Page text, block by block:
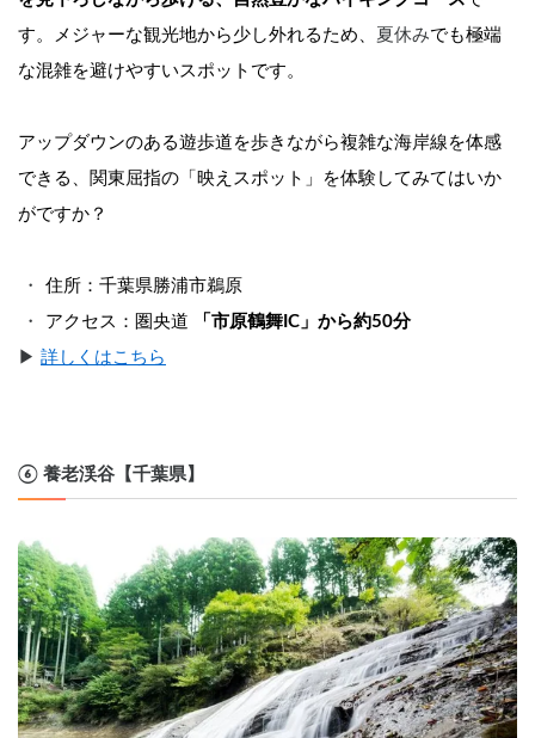
す。メジャーな観光地から少し外れるため、 夏休みでも極端
な混雑を避けやすいスポットです。
アップダウンのある遊歩道を歩きながら複雑な海岸線を体感
できる、関東屈指の「映えスポット」を体験してみてはいか
がですか？
住所：千葉県勝浦市鵜原
アクセス：圏央道
「市原鶴舞IC」から約50分
▶︎ 詳しくはこちら
⑥ 養老渓谷【千葉県】